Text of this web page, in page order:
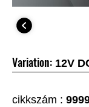
Variation: 12V
cikkszám :